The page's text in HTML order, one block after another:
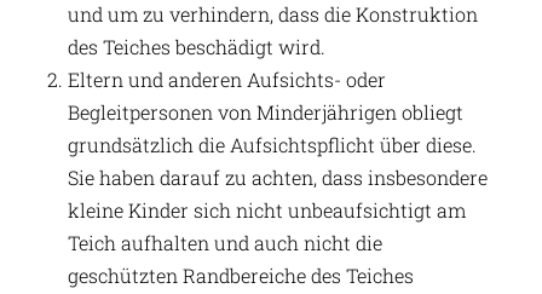
und um zu verhindern, dass die Konstruktion
des Teiches beschädigt wird.
Eltern und anderen Aufsichts- oder
Begleitpersonen von Minderjährigen obliegt
grundsätzlich die Aufsichtspflicht über diese.
Sie haben darauf zu achten, dass insbesondere
kleine Kinder sich nicht unbeaufsichtigt am
Teich aufhalten und auch nicht die
geschützten Randbereiche des Teiches